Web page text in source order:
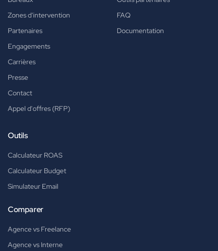
Zones d'intervention
Partenaires
Engagements
Carrières
Presse
Contact
Appel d'offres (RFP)
FAQ
Documentation
Outils
Calculateur ROAS
Calculateur Budget
Simulateur Email
Comparer
Agence vs Freelance
Agence vs Interne